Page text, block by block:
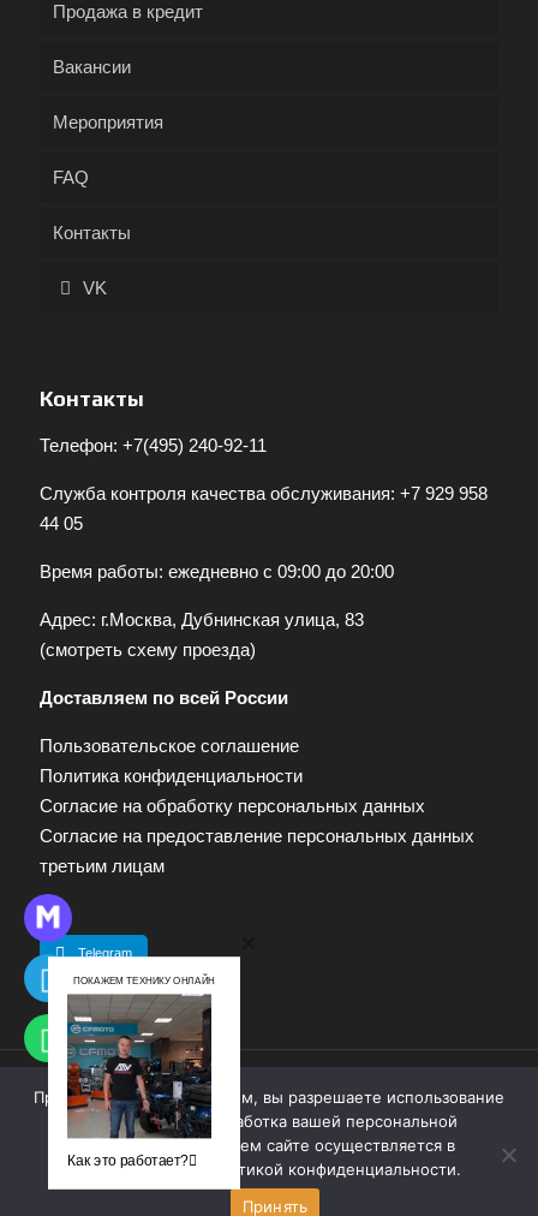
Продажа в кредит
Вакансии
Мероприятия
FAQ
Контакты
VK
Контакты
Телефон: +7(495) 240-92-11
Служба контроля качества обслуживания: +7 929 958
44 05
Время работы: ежедневно с 09:00 до 20:00
Адрес: г.Москва, Дубнинская улица, 83
(смотреть схему проезда)
Доставляем по всей России
Пользовательское соглашение
Политика конфиденциальности
Согласие на обработку персональных данных
Согласие на предоставление персональных данных
третьим лицам
Telegram
© 2009—2025. Квадропарк. Все права защищены.
Материалы, размещенные на сайте, не являются
публичной офертой. Для получения информации
обращайтесь к продавцу.
Продолжая работу с сайтом, вы разрешаете использование
cookie-файлов. Обработка вашей персональной
информации на нашем сайте осуществляется в
соответствии с
политикой конфиденциальности.
Принять
ПОКАЖЕМ ТЕХНИКУ ОНЛАЙН
Как это работает?